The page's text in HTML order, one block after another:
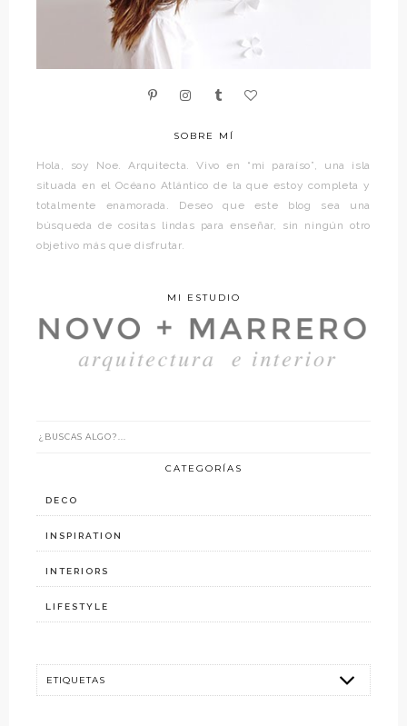
SOBRE MÍ
Hola, soy Noe. Arquitecta. Vivo en “mi paraíso”, una isla
situada en el Océano Atlántico de la que estoy completa y
totalmente enamorada. Deseo que este blog sea una
búsqueda de cositas lindas para enseñar, sin ningún otro
objetivo más que disfrutar.
MI ESTUDIO
CATEGORÍAS
DECO
INSPIRATION
INTERIORS
LIFESTYLE